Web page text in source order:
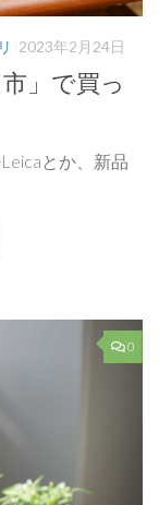
2023年2月24日
」で買っ
とか、新品
0